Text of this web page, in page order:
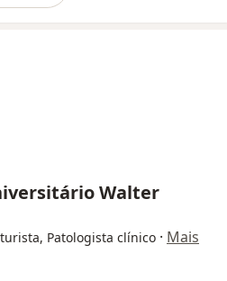
Walter
Patologista clínico · Mais